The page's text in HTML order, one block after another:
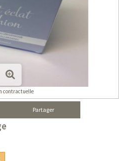
contractuelle
Partager